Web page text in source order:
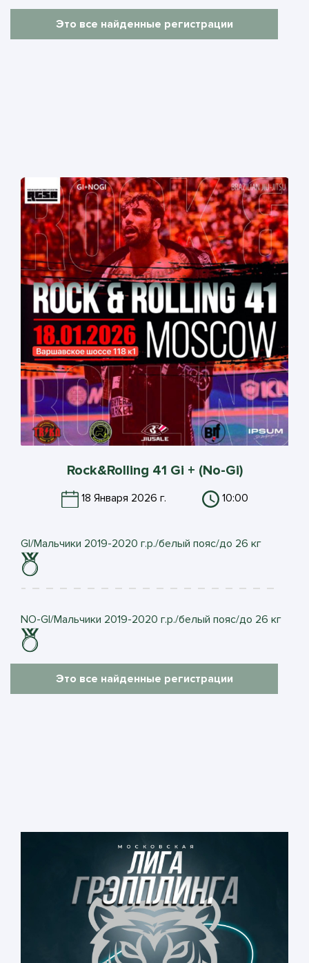
Это все найденные регистрации
Rock&Rolling 41 Gi + (No-Gi)
18 Января 2026 г. 10:00
GI/Мальчики 2019-2020 г.р./белый пояс/до 26 кг
NO-GI/Мальчики 2019-2020 г.р./белый пояс/до 26 кг
Это все найденные регистрации